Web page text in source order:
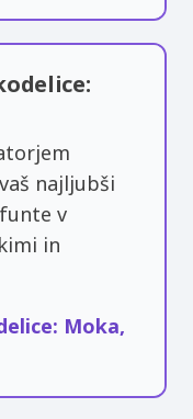
najljubši
v
in
Moka,